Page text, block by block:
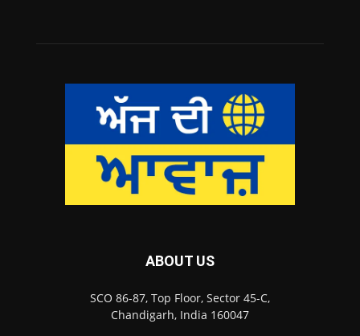
ABOUT US
SCO 86-87, Top Floor, Sector 45-C,
Chandigarh, India 160047